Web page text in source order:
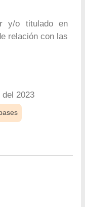
y/o titulado en
relación con las
del 2023